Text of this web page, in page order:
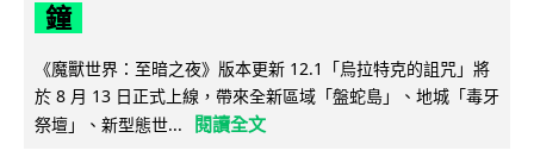
鐘
《魔獸世界：至暗之夜》版本更新 12.1「烏拉特克的詛咒」將
於 8 月 13 日正式上線，帶來全新區域「盤蛇島」、地城「毒牙
祭壇」、新型態世...
閱讀全文